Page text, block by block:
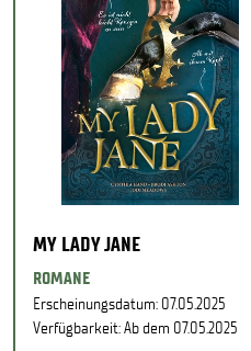
MY LADY JANE
ROMANE
Erscheinungsdatum: 07.05.2025
Verfügbarkeit: Ab dem 07.05.2025